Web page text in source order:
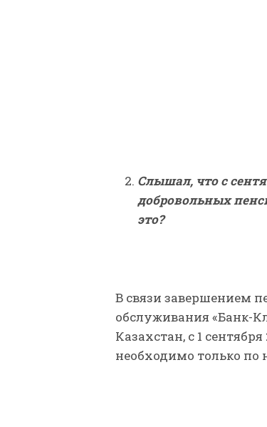
Слышал, что с
добровольных
это?
В связи завершением
обслуживания «Банк-
Казахстан, с 1
необходимо только